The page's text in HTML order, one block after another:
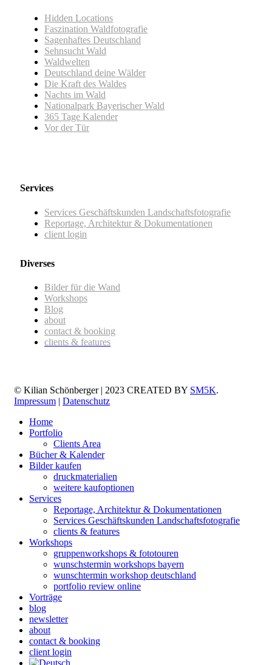
Hidden Locations
Faszination Waldfotografie
Sagenhaftes Deutschland
Sehnsucht Wald
Waldwelten
Deutschland deine Wälder
Die Kraft des Waldes
Nachts im Wald
Nationalpark Bayerischer Wald
365 Tage Kalender
Vor der Tür
Services
Services Geschäftskunden Landschaftsfotografie
Reportage, Architektur & Dokumentationen
client login
Diverses
Bilder für die Wand
Workshops
Blog
about
contact & booking
clients & features
© Kilian Schönberger | 2023 CREATED BY SM5K.
Impressum | Datenschutz
Home
Portfolio
Clients Area
Bücher & Kalender
Bilder kaufen
druckmaterialien
weitere kaufoptionen
Services
Reportage, Architektur & Dokumentationen
Services Geschäftskunden Landschaftsfotografie
clients & features
Workshops
gruppenworkshops & fototouren
wunschstermin workshops bayern
wunschtermin workshop deutschland
portfolio review online
Vorträge
blog
newsletter
about
contact & booking
client login